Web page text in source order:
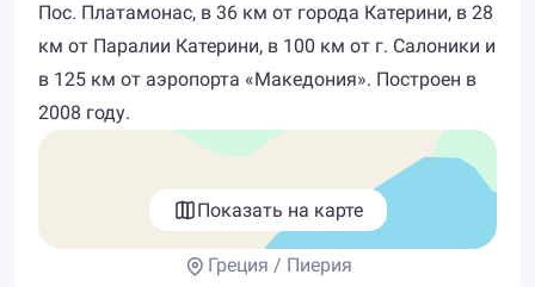
Пос. Платамонас, в 36 км от города Катерини, в 28
км от Паралии Катерини, в 100 км от г. Салоники и
в 125 км от аэропорта «Македония». Построен в
2008 году.
Показать на карте
Греция / Пиерия